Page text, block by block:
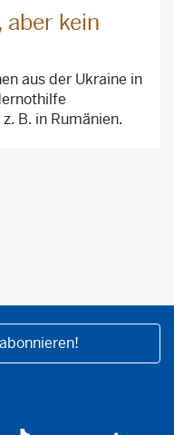
aber kein
aus der Ukraine in
B. in Rumänien.